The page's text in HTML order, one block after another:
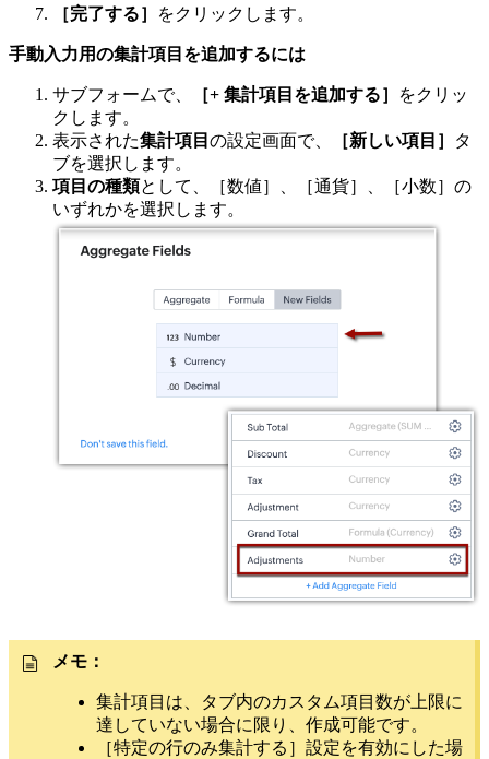
［完了する］ をクリックします。
手動入力用の集計項目を追加するには
サブフォームで、 ［+ 集計項目を追加する］
をクリッ
クします。
表示された集計項目 の設定画面で、 ［新しい項目］
タ
ブを選択します。
項目の種類として、［数値］、［通貨］、［小数］の
いずれかを選択します。
メモ：
集計項目は、タブ内のカスタム項目数が上限に
達していない場合に限り、作成可能です。
［特定の行のみ集計する］設定を有効にした場